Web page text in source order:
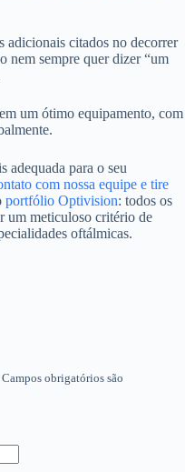
adicionais citados no decorrer
nem sempre quer dizer “um
um ótimo equipamento, com
adequada para o seu
com nossa equipe e tire
portfólio Optivision: todos os
um meticuloso critério de
oftálmicas.
Campos obrigatórios são